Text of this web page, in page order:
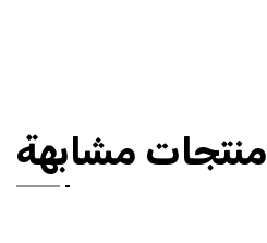
منتجات مشابهة